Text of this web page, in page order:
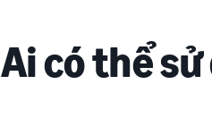
Ai có thể